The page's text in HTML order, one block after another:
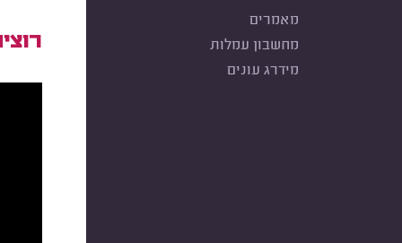
מאמרים
מחשבון עמלות
מידרג עונים